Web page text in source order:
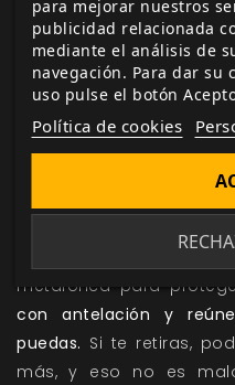
Cuando sopeses
investigador ante algo,
de la lista.Cthulhu Hack
que estar «equilibrado».
a ser favorables si le
con todas las armas a tu
metafórica para
con antelación y
puedas. Si te retiras,
más, y eso no es
para mejorar nuestros
publicidad relacionada
mediante el análisis de
navegación. Para dar su
uso pulse el botón
Política de cookies